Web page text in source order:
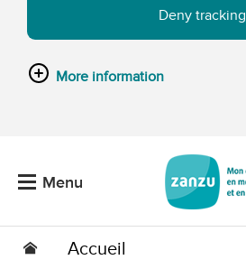
Deny tracking
More information
Menu
Accueil